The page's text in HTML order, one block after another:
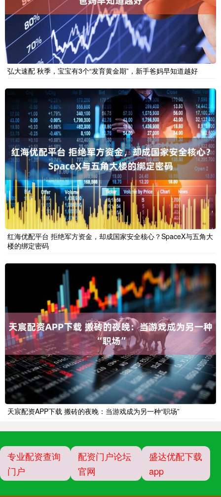
弘大速配 秋季，宝宝有3个“发育黄金期”，新手爸妈早知道越好
红海优配平台 拒绝军方资金，却成国家安全核心？SpaceX与五角大
楼的绑定密码
天宸配资APP下载 搬砖的夜晚：当游戏成为另一种“职场”
专业配资查询
门户
配资门户论坛
官网
盛达优配下载
app